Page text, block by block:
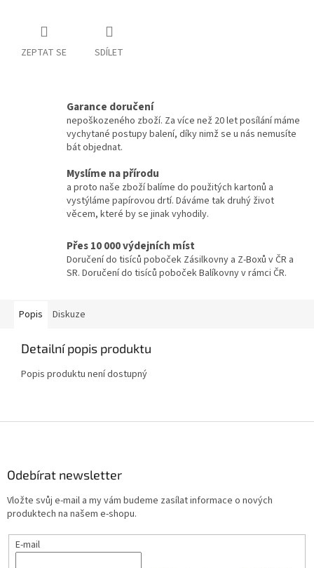
ZEPTAT SE SDÍLET
Garance doručení
nepoškozeného zboží. Za více než 20 let posílání máme
vychytané postupy balení, díky nimž se u nás nemusíte
bát objednat.
Myslíme na přírodu
a proto naše zboží balíme do použitých kartonů a
vystýláme papírovou drtí. Dáváme tak druhý život
věcem, které by se jinak vyhodily.
Přes 10 000 výdejních míst
Doručení do tisíců poboček Zásilkovny a Z-Boxů v ČR a
SR. Doručení do tisíců poboček Balíkovny v rámci ČR.
Popis Diskuze
Detailní popis produktu
Popis produktu není dostupný
Odebírat newsletter
Vložte svůj e-mail a my vám budeme zasílat informace o nových
produktech na našem e-shopu.
E-mail